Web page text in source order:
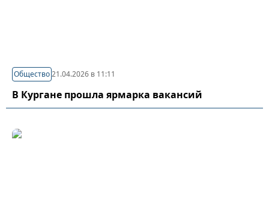
Общество21.04.2026 в 11:11
В Кургане прошла ярмарка вакансий